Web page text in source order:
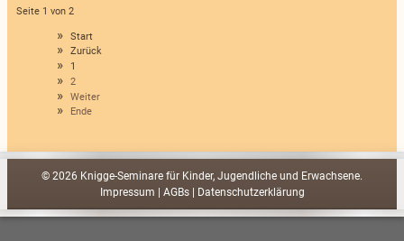
Seite 1 von 2
Start
Zurück
1
2
Weiter
Ende
© 2026 Knigge-Seminare für Kinder, Jugendliche und Erwachsene.
Impressum
AGBs Datenschutzerklärung